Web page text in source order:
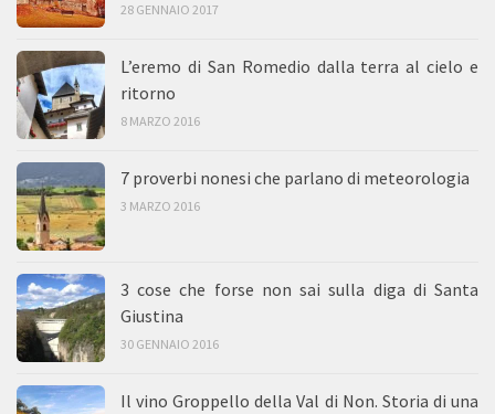
28 GENNAIO 2017
L’eremo di San Romedio dalla terra al cielo e
ritorno
8 MARZO 2016
7 proverbi nonesi che parlano di meteorologia
3 MARZO 2016
3 cose che forse non sai sulla diga di Santa
Giustina
30 GENNAIO 2016
Il vino Groppello della Val di Non. Storia di una